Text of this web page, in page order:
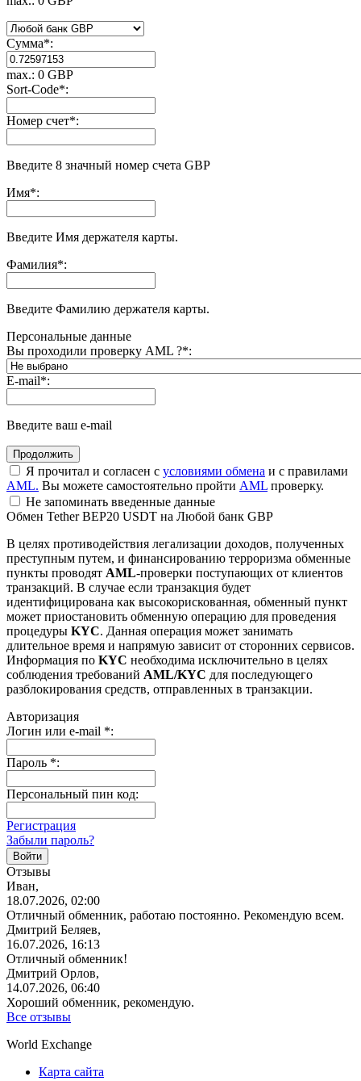
Сумма*:
max.: 0 GBP
Sort-Code*:
Номер счет*:
Введите 8 значный номер счета GBP
Имя*:
Введите Имя держателя карты.
Фамилия*:
Введите Фамилию держателя карты.
Персональные данные
Вы проходили проверку AML ?*:
E-mail*:
Введите ваш e-mail
Я прочитал и согласен с условиями обмена и с правилами
AML. Вы можете самостоятельно пройти AML проверку.
Не запоминать введенные данные
Обмен Tether BEP20 USDT на Любой банк GBP
В целях противодействия легализации доходов, полученных
преступным путем, и финансированию терроризма обменные
пункты проводят AML-проверки поступающих от клиентов
транзакций. В случае если транзакция будет
идентифицирована как высокорискованная, обменный пункт
может приостановить обменную операцию для проведения
процедуры KYC. Данная операция может занимать
длительное время и напрямую зависит от сторонних сервисов.
Информация по KYC необходима исключительно в целях
соблюдения требований AML/KYC для последующего
разблокирования средств, отправленных в транзакции.
Авторизация
Логин или e-mail *:
Пароль *:
Персональный пин код:
Регистрация
Забыли пароль?
Отзывы
Иван,
18.07.2026, 02:00
Отличный обменник, работаю постоянно. Рекомендую всем.
Дмитрий Беляев,
16.07.2026, 16:13
Отличный обменник!
Дмитрий Орлов,
14.07.2026, 06:40
Хороший обменник, рекомендую.
Все отзывы
World Exchange
Карта сайта